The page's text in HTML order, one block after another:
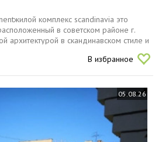
комплекс scandinavia это
в советском районе г.
архитектурой в скандинавском стиле и
планировками, которые подарят
В избранное
05.08.26